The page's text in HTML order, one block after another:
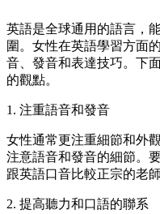
英語是全球通用的語言，
圍。女性在英語學習方面
音、發音和表達技巧。下
的觀點。
1. 注重語音和發音
女性通常更注重細節和外
注意語音和發音的細節。
跟英語口音比較正宗的老
2. 提高聽力和口語的聯系